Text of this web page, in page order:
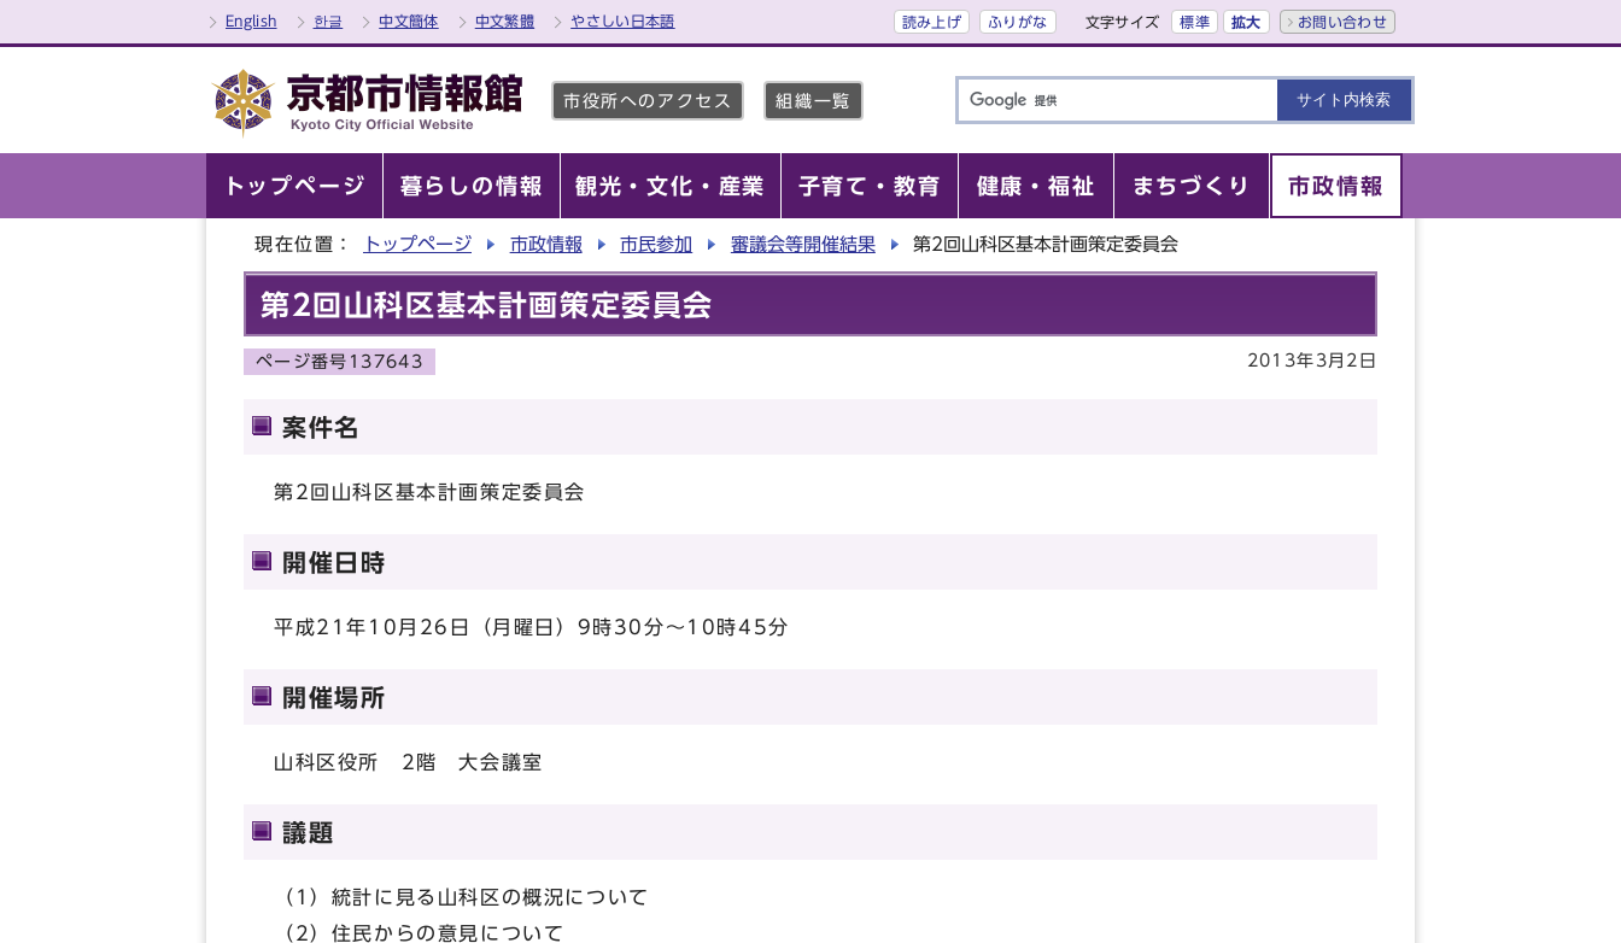
English 한글 中文簡体 中文繁體 やさしい日本語 読み上げ ふりがな 文字サイズ 標準 拡大 お問い合わせ
市役所へのアクセス 組織一覧
トップページ 暮らしの情報 観光・文化・産業 子育て・教育 健康・福祉 まちづくり 市政情報
現在位置： トップページ 市政情報 市民参加 審議会等開催結果 第2回山科区基本計画策定委員会
第2回山科区基本計画策定委員会
ページ番号137643 2013年3月2日
案件名
第2回山科区基本計画策定委員会
開催日時
平成21年10月26日（月曜日）9時30分～10時45分
開催場所
山科区役所 2階 大会議室
議題
（1）統計に見る山科区の概況について
（2）住民からの意見について